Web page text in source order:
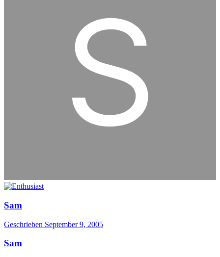
Sam
Geschrieben September 9, 2005
Sam